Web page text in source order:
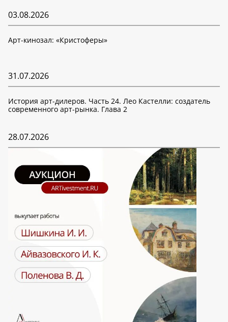
03.08.2026
Арт-кинозал: «Кристоферы»
31.07.2026
История арт-дилеров. Часть 24. Лео Кастелли: создатель
современного арт-рынка. Глава 2
28.07.2026